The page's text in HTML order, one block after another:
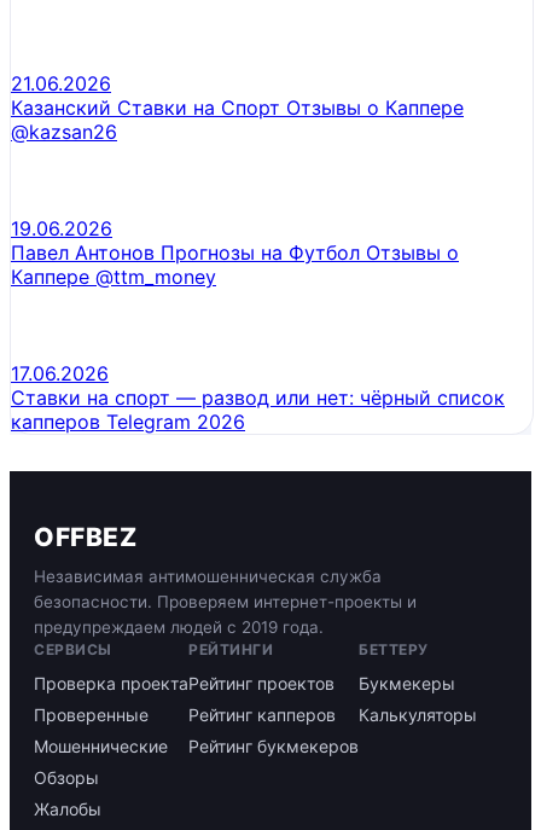
21.06.2026
Казанский Ставки на Спорт Отзывы о Каппере
@kazsan26
19.06.2026
Павел Антонов Прогнозы на Футбол Отзывы о
Каппере @ttm_money
17.06.2026
Ставки на спорт — развод или нет: чёрный список
капперов Telegram 2026
OFFBEZ
Независимая антимошенническая служба
безопасности. Проверяем интернет-проекты и
предупреждаем людей с 2019 года.
СЕРВИСЫ
Проверка проекта
Проверенные
Мошеннические
Обзоры
Жалобы
РЕЙТИНГИ
Рейтинг проектов
Рейтинг капперов
Рейтинг букмекеров
БЕТТЕРУ
Букмекеры
Калькуляторы